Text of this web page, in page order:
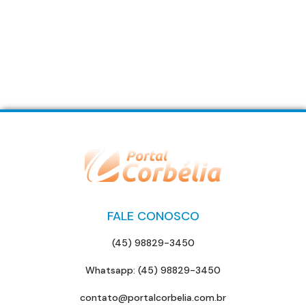
FALE CONOSCO
(45) 98829-3450
Whatsapp: (45) 98829-3450
contato@portalcorbelia.com.br